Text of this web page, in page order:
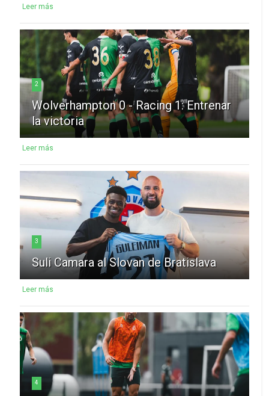
Leer más
2
Wolverhampton 0 - Racing 1: Entrenar
la victoria
Leer más
3
Suli Camara al Slovan de Bratislava
Leer más
4